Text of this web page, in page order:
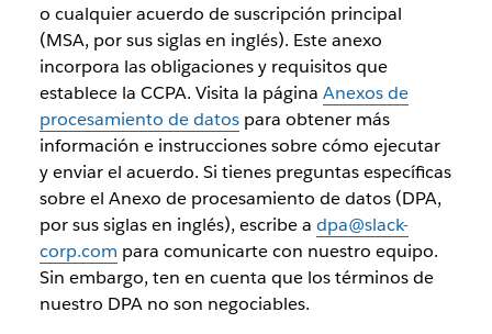
o cualquier acuerdo de suscripción principal
(MSA, por sus siglas en inglés). Este anexo
incorpora las obligaciones y requisitos que
establece la CCPA. Visita la página Anexos de
procesamiento de datospara obtener más
información e instrucciones sobre cómo ejecutar
y enviar el acuerdo. Si tienes preguntas específicas
sobre el Anexo de procesamiento de datos (DPA,
por sus siglas en inglés), escribe a dpa@slack-
corp.com para comunicarte con nuestro equipo.
Sin embargo, ten en cuenta que los términos de
nuestro DPA no son negociables.